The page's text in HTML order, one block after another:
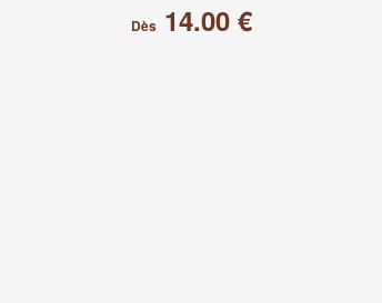
Dès 14.00 €